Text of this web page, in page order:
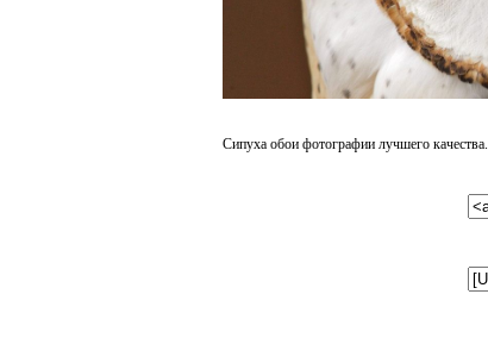
Сипуха обои фотографии лучшего качества.